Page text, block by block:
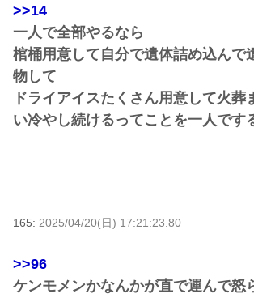
>>14
一人で全部やるなら
棺桶用意して自分で遺体詰め込んで
物して
ドライアイスたくさん用意して火葬
い冷やし続けるってことを一人です
165: 2025/04/20(日) 17:21:23.80
>>96
ケンモメンかなんかが直で運んで怒